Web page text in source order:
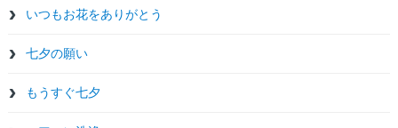
ゲ
ー
シ
いつもお花をありがとう
七夕の願い
もうすぐ七夕